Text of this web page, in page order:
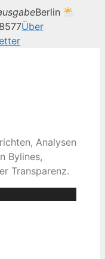
Berlin
Über
Analysen
Bylines,
Transparenz.